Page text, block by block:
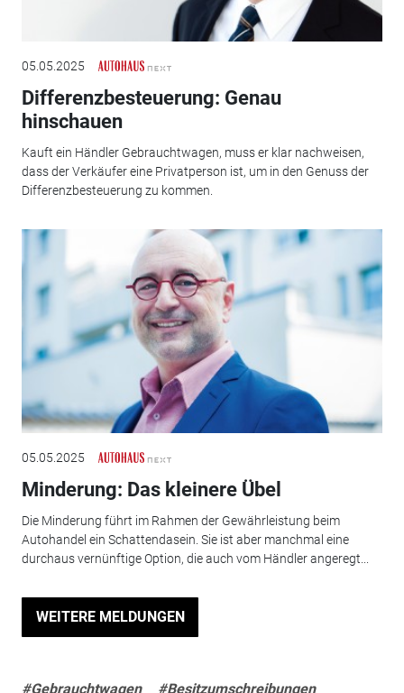
05.05.2025
Differenzbesteuerung: Genau
hinschauen
Kauft ein Händler Gebrauchtwagen, muss er klar nachweisen,
dass der Verkäufer eine Privatperson ist, um in den Genuss der
Differenzbesteuerung zu kommen.
05.05.2025
Minderung: Das kleinere Übel
Die Minderung führt im Rahmen der Gewährleistung beim
Autohandel ein Schattendasein. Sie ist aber manchmal eine
durchaus vernünftige Option, die auch vom Händler angeregt...
WEITERE MELDUNGEN
#Gebrauchtwagen #Besitzumschreibungen